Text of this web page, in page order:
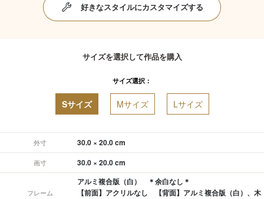
好きなスタイルにカスタマイズする
サイズを選択して作品を購入
サイズ選択：
Sサイズ Mサイズ Lサイズ
外寸 30.0 × 20.0 cm
画寸 30.0 × 20.0 cm
フレーム
アルミ複合版（白） ＊余白なし＊
【前面】アクリルなし 【背面】アルミ複合版（白）、木